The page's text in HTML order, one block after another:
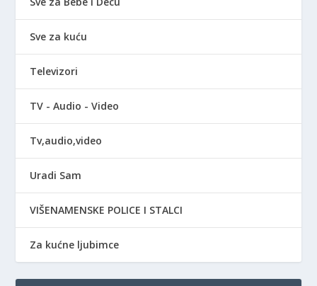
Sve za kuću
Televizori
TV - Audio - Video
Tv,audio,video
Uradi Sam
VIŠENAMENSKE POLICE I STALCI
Za kućne ljubimce